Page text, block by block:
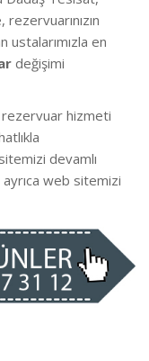
ustalarımızla en
değişimi
rezervuar hizmeti
devamlı
web sitemizi